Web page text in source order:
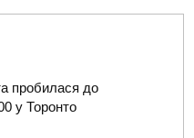
пробилася до
у Торонто